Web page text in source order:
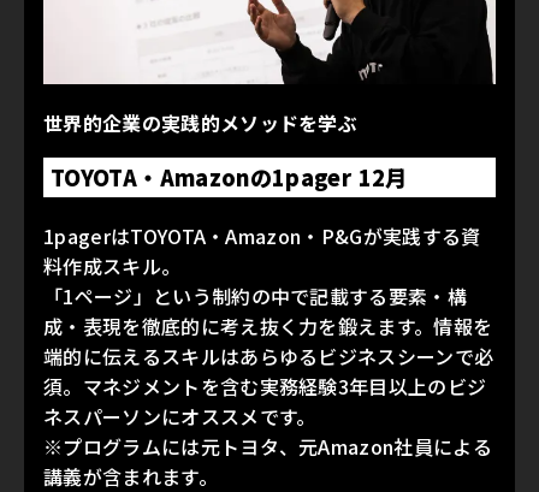
世界的企業の実践的メソッドを学ぶ
TOYOTA・Amazonの1pager 12月
1pagerはTOYOTA・Amazon・P&Gが実践する資
料作成スキル。
「1ページ」という制約の中で記載する要素・構
成・表現を徹底的に考え抜く力を鍛えます。情報を
端的に伝えるスキルはあらゆるビジネスシーンで必
須。マネジメントを含む実務経験3年目以上のビジ
ネスパーソンにオススメです。
※プログラムには元トヨタ、元Amazon社員による
講義が含まれます。